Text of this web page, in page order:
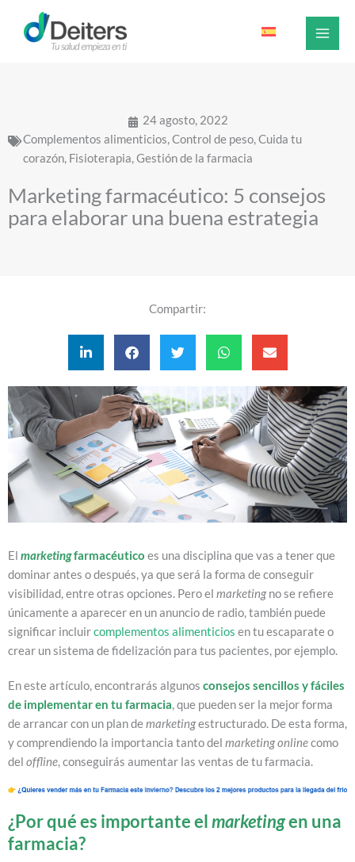
contenido
24 agosto, 2022
Complementos alimenticios,Control de peso,Cuida tu
corazón, Fisioterapia,Gestión de la farmacia
Marketing farmacéutico: 5 consejos
para elaborar una buena estrategia
Compartir:
El marketingfarmacéutico es una disciplina que vas a tener que
dominar antes o después, ya que será la forma de conseguir
visibilidad, entre otras opciones. Pero el marketingno se refiere
únicamente a aparecer en un anuncio de radio, también puede
significar incluircomplementos alimenticios en tu escaparate o
crear un sistema de fidelización para tus pacientes, por ejemplo.
En este artículo, encontrarás algunos consejos sencillos y fáciles
de implementar en tu farmacia, que pueden ser la mejor forma
de arrancar con un plan demarketingestructurado. De esta forma,
y comprendiendo la importancia tanto del marketingonlinecomo
del offline, conseguirás aumentar las ventas de tu farmacia.
¿Por qué es importante elmarketingen una
farmacia?